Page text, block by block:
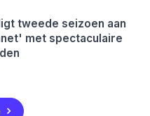
tweede seizoen aan
met spectaculaire